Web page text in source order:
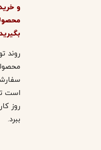
و خرید
بگیرید
روند
محصولات
سفارشی
روز کاری